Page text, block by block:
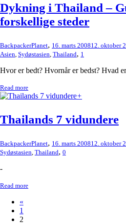
Dykning i Thailand –
forskellige steder
BackpackerPlanet, 16. marts 200812. oktober
Asien Sydøstasien Thailand, 1
Hvor er bedt? Hvornår er bedst? Hvad
Read more
+
Thailands 7 vidundere
BackpackerPlanet, 16. marts 200812. oktober
Sydøstasien Thailand, 0
-
Read more
«
1
2